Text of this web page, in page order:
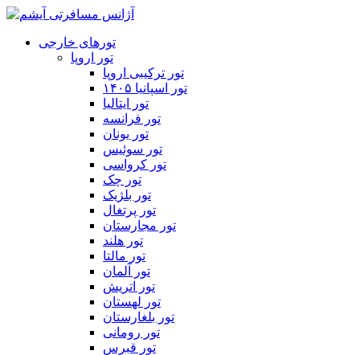
تورهای خارجی
تور اروپا
تور ترکیبی اروپا
تور اسپانیا ۱۴۰۵
تور ایتالیا
تور فرانسه
تور یونان
تور سوئیس
تور کرواسی
تور چک
تور بلژیک
تور پرتغال
تور مجارستان
تور هلند
تور مالتا
تور آلمان
تور اتریش
تور لهستان
تور بلغارستان
تور رومانی
تور قبرس